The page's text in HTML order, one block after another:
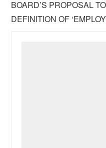
BOARD’S PROPOSAL
DEFINITION OF